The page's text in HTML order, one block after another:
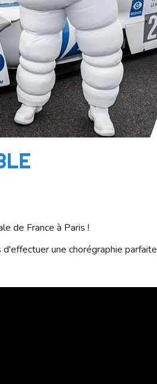
de France à Paris !
une chorégraphie